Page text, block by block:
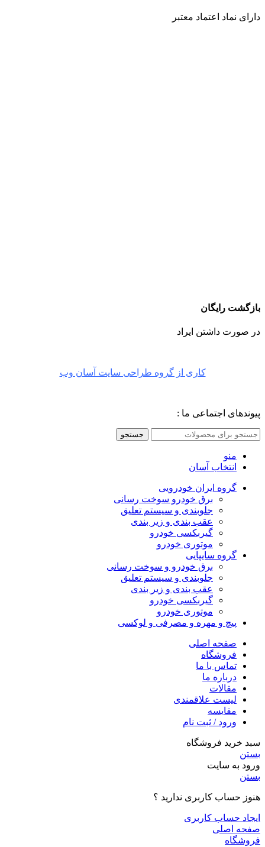
دارای نماد اعتماد معتبر
بازگشت رایگان
در صورت داشتن ایراد
کاری از گروه طراحی سایت آسان وب
پیوندهای اجتماعی ما :
جستجو
منو
انتخاب آسان
گروه ایران خودرویی
برق خودرو سوخت رسانی
جلوبندی و سیستم تعلیق
عقب بندی و زیر بندی
گیربکسی خودرو
موتوری خودرو
گروه سایپایی
برق خودرو و سوخت رسانی
جلوبندی و سیستم تعلیق
عقب بندی و زیر بندی
گیربکسی خودرو
موتوری خودرو
پیچ و مهره و مصرفی و لوکسی
صفحه اصلی
فروشگاه
تماس با ما
درباره ما
مقالات
لیست علاقمندی
مقایسه
ورود / ثبت نام
سبد خرید فروشگاه
بستن
ورود به سایت
بستن
هنوز حساب کاربری ندارید ؟
ایجاد حساب کاربری
صفحه اصلی
فروشگاه